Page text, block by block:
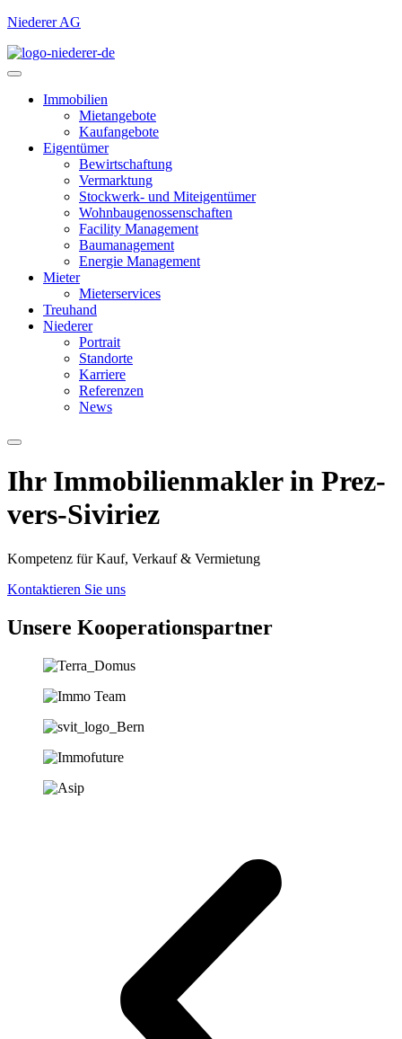
Niederer AG
Immobilien
Mietangebote
Kaufangebote
Eigentümer
Bewirtschaftung
Vermarktung
Stockwerk- und Miteigentümer
Wohnbaugenossenschaften
Facility Management
Baumanagement
Energie Management
Mieter
Mieterservices
Treuhand
Niederer
Portrait
Standorte
Karriere
Referenzen
News
Ihr Immobilien­­­makler in Prez-
vers-Siviriez
Kompetenz für Kauf, Verkauf & Vermietung
Kontaktieren Sie uns
Unsere Koopera­tions­partner